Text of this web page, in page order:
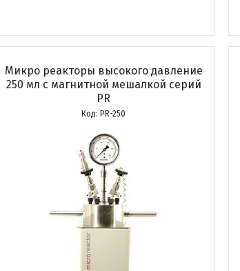
Микро реакторы высокого давление
250 мл с магнитной мешалкой серий
PR
PR-250